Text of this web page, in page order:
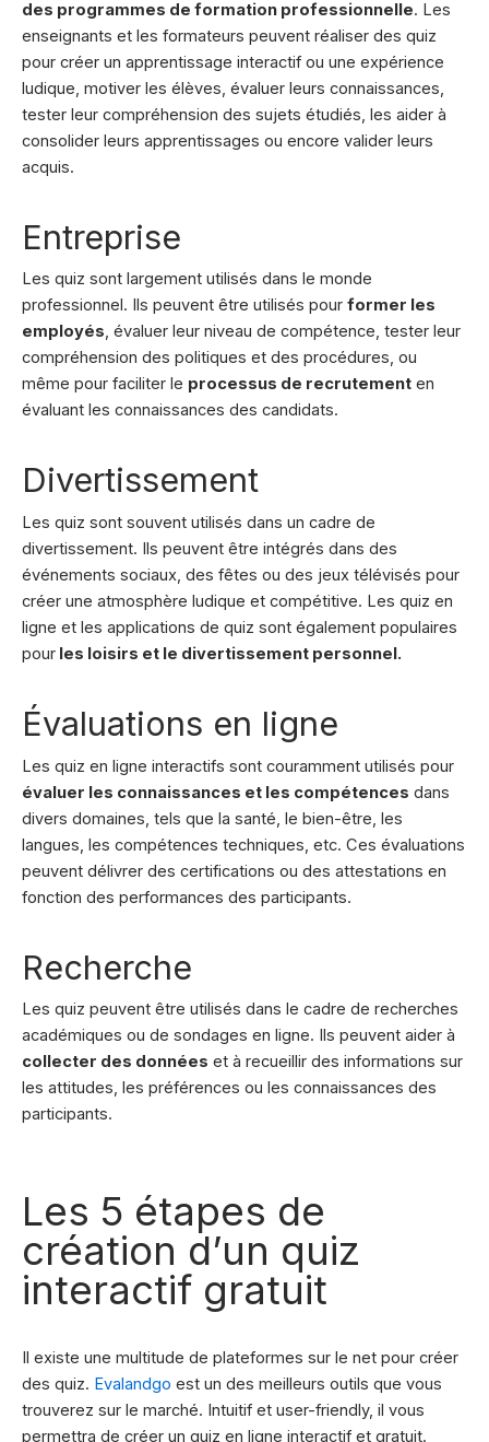
des programmes de formation professionnelle. Les
enseignants et les formateurs peuvent réaliser des quiz
pour créer un apprentissage interactif ou une expérience
ludique, motiver les élèves, évaluer leurs connaissances,
tester leur compréhension des sujets étudiés, les aider à
consolider leurs apprentissages ou encore valider leurs
acquis.
Entreprise
Les quiz sont largement utilisés dans le monde
professionnel. Ils peuvent être utilisés pour former les
employés, évaluer leur niveau de compétence, tester leur
compréhension des politiques et des procédures, ou
même pour faciliter le processus de recrutement en
évaluant les connaissances des candidats.
Divertissement
Les quiz sont souvent utilisés dans un cadre de
divertissement. Ils peuvent être intégrés dans des
événements sociaux, des fêtes ou des jeux télévisés pour
créer une atmosphère ludique et compétitive. Les quiz en
ligne et les applications de quiz sont également populaires
pour les loisirs et le divertissement personnel.
Évaluations en ligne
Les quiz en ligne interactifs sont couramment utilisés pour
évaluer les connaissances et les compétences dans
divers domaines, tels que la santé, le bien-être, les
langues, les compétences techniques, etc. Ces évaluations
peuvent délivrer des certifications ou des attestations en
fonction des performances des participants.
Recherche
Les quiz peuvent être utilisés dans le cadre de recherches
académiques ou de sondages en ligne. Ils peuvent aider à
collecter des données et à recueillir des informations sur
les attitudes, les préférences ou les connaissances des
participants.
Les 5 étapes de
création d’un quiz
interactif gratuit
Il existe une multitude de plateformes sur le net pour créer
des quiz. Evalandgo est un des meilleurs outils que vous
trouverez sur le marché. Intuitif et user-friendly, il vous
permettra de créer un quiz en ligne interactif et gratuit.